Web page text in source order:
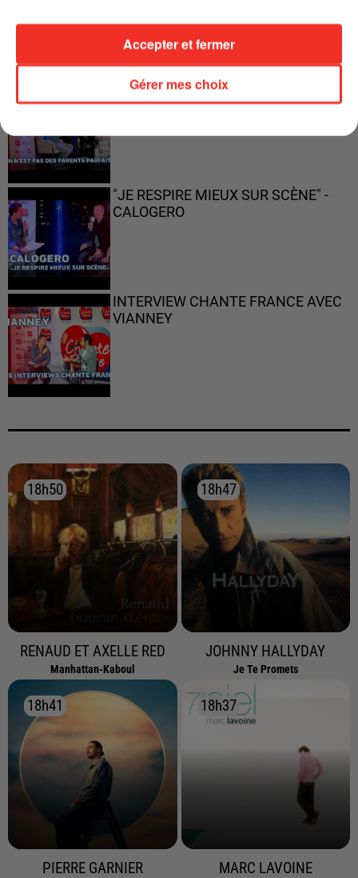
"ON N'EST PAS DES PARENTS
PARFAITS"
"JE RESPIRE MIEUX SUR SCÈNE" -
CALOGERO
INTERVIEW CHANTE FRANCE AVEC
VIANNEY
18h50
18h50
RENAUD ET AXELLE RED
Manhattan-Kaboul
18h47
18h47
JOHNNY HALLYDAY
Je Te Promets
18h41
18h41
PIERRE GARNIER
18h37
18h37
MARC LAVOINE
Gérer mes choix
Accepter et fermer